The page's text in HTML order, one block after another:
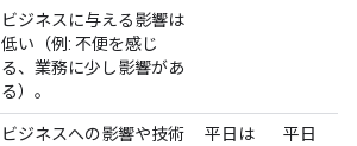
ビジネスに与える影響は
低い（例: 不便を感じ
る、業務に少し影響があ
る）。
ビジネスへの影響や技術
平日は
平日